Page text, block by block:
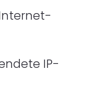
IP-